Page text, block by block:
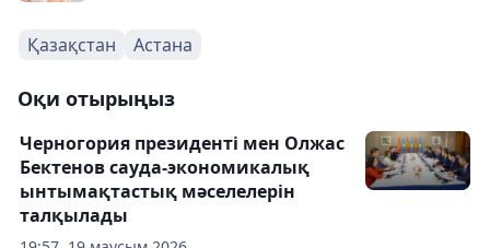
Қазақстан Астана
Оқи отырыңыз
Черногория президенті мен Олжас
Бектенов сауда-экономикалық
ынтымақтастық мәселелерін
талқылады